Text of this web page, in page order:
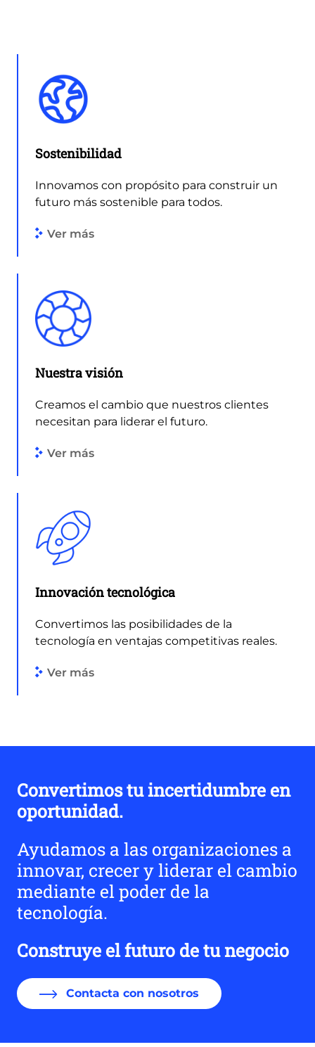
Sostenibilidad
Innovamos con propósito para construir un
futuro más sostenible para todos.
Ver más
Nuestra visión
Creamos el cambio que nuestros clientes
necesitan para liderar el futuro.
Ver más
Innovación tecnológica
Convertimos las posibilidades de la
tecnología en ventajas competitivas reales.
Ver más
Convertimos tu incertidumbre en
oportunidad.
Ayudamos a las organizaciones a
innovar, crecer y liderar el cambio
mediante el poder de la
tecnología.
Construye el futuro de tu negocio
Contacta con nosotros